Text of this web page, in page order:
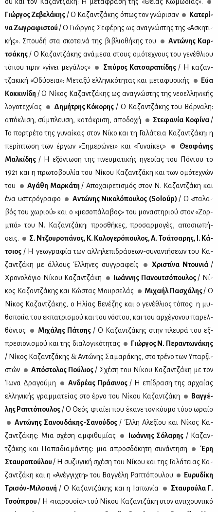
ου και τον Κα­ζαν­τζά­κη: Η με­τά­φρα­ση της «Θεί­ας Κω­μω­δί­ας».
Γιώρ­γος Ζε­βε­λά­κης/ O Κα­ζαν­τζά­κης όπως τον γνώ­ρι­σαν
Κα­τε­ρί­
να Ζω­γρα­φι­στού/ Ο Γιώρ­γος Σε­φέ­ρης ως ανα­γνώ­στης της «Ασκη­τι­
κής». Σπου­δή στα σκο­τει­νά της βι­βλιο­θή­κης του
Αντώ­νης Καρ­
τσά­κης/ Ο Κα­ζαν­τζά­κης ανά­με­σα στους ομό­τε­χνους του γε­νέ­θλιου
τό­που πριν «γί­νει με­γά­λος»
Σπύ­ρος Κα­τσα­ρα­πί­δης/ Η κα­ζαν­
τζα­κι­κή «Οδύ­σεια»: Με­τα­ξύ ελ­λη­νι­κό­τη­τας και με­τα­φυ­σι­κής
Εύα
Κοκ­κι­νί­δη / Ο Νί­κος Κα­ζαν­τζά­κης ως ανα­γνώ­στης της νε­ο­ελ­λη­νι­κής
λο­γο­τε­χνί­ας
Δη­μή­τρης Κό­κο­ρης / Ο Κα­ζαν­τζά­κης του Βάρ­να­λη:
από­κλι­ση, σύ­μπλευ­ση, κα­τά­κρι­ση, απο­δο­χή
Στε­φα­νία Κο­φί­να/
Το πορ­τρέ­το της γυ­ναί­κας στον Νί­κο και τη Γα­λά­τεια Κα­ζαν­τζά­κη: η
πε­ρί­πτω­ση των έρ­γων «Ξη­με­ρώ­νει» και «Γυ­ναί­κες»
Θε­ο­φά­νης
Μαλ­κί­δης / Η εξό­ντω­ση της πνευ­μα­τι­κής ηγε­σί­ας του Πό­ντου το
1921 και η πρω­το­βου­λία του Νί­κου Κα­ζαν­τζά­κη και των ομό­τε­χνών
του
Αγά­θη Μαρ­κά­τη/ Απο­χαι­ρε­τι­σμός στον Ν. Κα­ζαν­τζά­κη και
ένα υστε­ρό­γρα­φο
Αντώ­νης Νι­κο­λό­που­λος (Soloúp) / Ο «πα­λα­
βός του χω­ριού» και ο «με­σο­πά­λα­βος» του μο­να­στη­ριού στον «Ζορ­
μπά» του Ν. Κα­ζαν­τζά­κη: προ­σθή­κες, προ­σαρ­μο­γές, απο­σιω­πή­
σεις.
Σ. Ντζου­ρο­πά­νος, Κ. Κα­λο­γε­ρό­που­λος, Α. Τσά­τσα­ρης, Ι. Κά­
τσιος / Η γε­ω­γρα­φία των αλ­λη­λε­πι­δρά­σε­ων-συ­να­ντή­σε­ων του Κα­
ζαν­τζά­κη με άλ­λους Έλ­λη­νες συγ­γρα­φείς
Χρι­στί­να Ντου­νιά /
Χρο­νο­λό­γιο Νί­κου Κα­ζαν­τζά­κη
Ιω­άν­νης Πα­νου­τσό­που­λος/ Νί­
κος Κα­ζαν­τζά­κης και Κώ­στας Μουρ­σε­λάς
Μι­χα­ήλ Πα­σχά­λης/ Ο
Νί­κος Κα­ζαν­τζά­κης, ο Ηλί­ας Βε­νέ­ζης και ο γε­νέ­θλιος τό­πος: η μυ­
θο­ποι­ία του εκ­πα­τρι­σμού και του νό­στου, και του αρ­χέ­γο­νου πα­ρελ­
θό­ντος
Μι­χά­λης Πά­τσης / Ο Κα­ζαν­τζά­κης στην πλευ­ρά του εξ­
πρε­σιο­νι­σμού και της δια­λο­γι­κό­τη­τας
Γιώρ­γος Ν. Πε­ρα­ντω­νά­κης
/ Νί­κος Κα­ζαν­τζά­κης & Αντώ­νης Σα­μα­ρά­κης, στο τρέ­νο των Υπαρ­ξι­
στών
Από­στο­λος Πού­λιος/ Σχέ­ση του Νί­κου Κα­ζαν­τζά­κη με τον
Ίω­να Δρα­γού­μη
Αν­δρέ­ας Πρά­σι­νος / Η επί­δρα­ση της αρ­χαί­ας
ελ­λη­νι­κής γραμ­μα­τεί­ας στο έρ­γο του Νί­κου Κα­ζαν­τζά­κη
Βαγ­γέ­
λης Ρα­πτό­που­λος/ Ο Θε­ός φταί­ει που έκα­νε τον κό­σμο τό­σο ωραίο
Αντώ­νης Σα­νου­δά­κης-Σα­νού­δος / Έλ­λη Αλε­ξί­ου και Νί­κος Κα­
ζαν­τζά­κης: Μια σχέ­ση αμ­φι­θυ­μί­ας
Ιω­άν­νης Σό­λα­ρης / Κα­ζαν­
τζά­κης και Πα­πα­δια­μά­ντης: μια απροσ­δό­κη­τη συ­νά­ντη­ση
Έρη
Σταυ­ρο­πού­λου/ Η συ­ζυ­γι­κή σχέ­ση του Νί­κου και της Γα­λά­τειας Κα­
ζαν­τζά­κη και η «Ανέγ­γι­χτη» του Βαγ­γέ­λη Ρα­πτό­που­λου
Ευ­ρυ­δί­κη
Τρι­σόν-Μιλ­σα­νή / O Kα­ζαν­τζά­κης και η Ια­πω­νία
Σταυ­ρού­λα Γ.
Τσού­πρου/ Η «πα­ρου­σία» τού Νί­κου Κα­ζαν­τζά­κη στον αντι­χου­ντι­κό